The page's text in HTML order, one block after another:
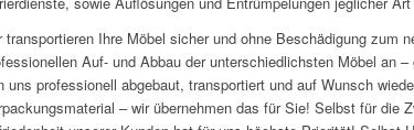
transportieren Ihre Möbel sicher und ohne Beschädigung zum
Auf- und Abbau der unterschiedlichsten Möbel an
uns professionell abgebaut, transportiert und auf Wunsch
– wir übernehmen das für Sie! Selbst für die